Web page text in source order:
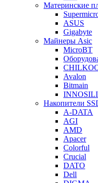
Материнские
ASUS
Gigabyte
Майнеры Asic
MicroBT
Avalon
Bitmain
Накопители
A-DATA
AGI
AMD
Apacer
Colorful
Crucial
DATO
Dell